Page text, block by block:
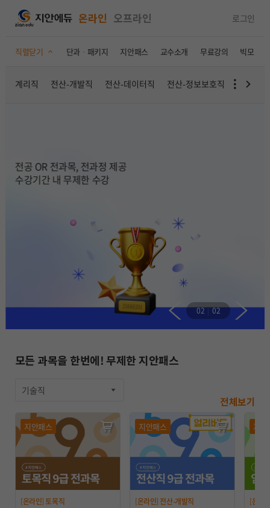
온라인 오프라인 로그인
직렬닫기 단과ㆍ패키지 지안패스 교수소개 무료강의 빅모의고
계리직 전산-개발직 전산-데이터직 전산-정보보호직 토목직
전공 OR 전과목, 전과정 제공
수강기간 내 무제한 수강
합격 축하금 최대 30만원 지급!
이벤트기간: ~10.20
02 02
모든 과목을 한번에! 무제한 지안패스
기술직
전체보기
지안패스
[온라인] 토목직
지안패스
[온라인] 전산-개발직
지안
[온라